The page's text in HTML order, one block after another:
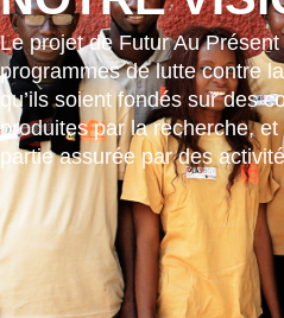
Le projet de Futur Au
programmes de lutte contre
qu’ils soient fondés sur des
produites par la recherche,
partie assurée par des